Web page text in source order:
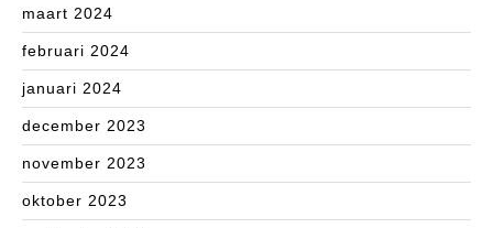
maart 2024
februari 2024
januari 2024
december 2023
november 2023
oktober 2023